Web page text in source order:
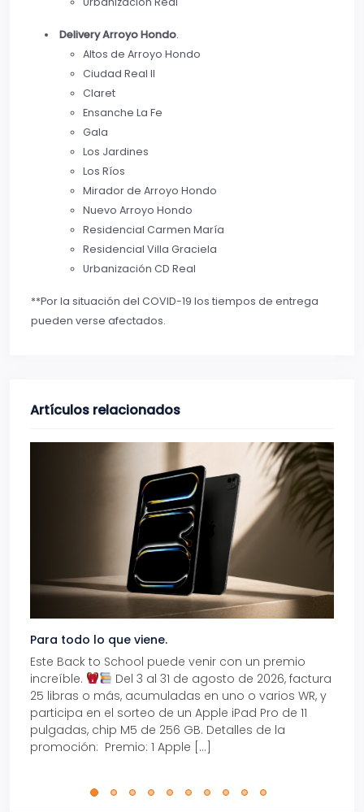
Delivery Arroyo Hondo.
Altos de Arroyo Hondo
Ciudad Real II
Claret
Ensanche La Fe
Gala
Los Jardines
Los Ríos
Mirador de Arroyo Hondo
Nuevo Arroyo Hondo
Residencial Carmen María
Residencial Villa Graciela
Urbanización CD Real
**Por la situación del COVID-19 los tiempos de entrega
pueden verse afectados.
Artículos relacionados
Para todo lo que viene.
Este Back to School puede venir con un premio
increíble.
Del 3 al 31 de agosto de 2026, factura
25 libras o más, acumuladas en uno o varios WR, y
participa en el sorteo de un Apple iPad Pro de 11
pulgadas, chip M5 de 256 GB. Detalles de la
promoción: Premio: 1 Apple […]